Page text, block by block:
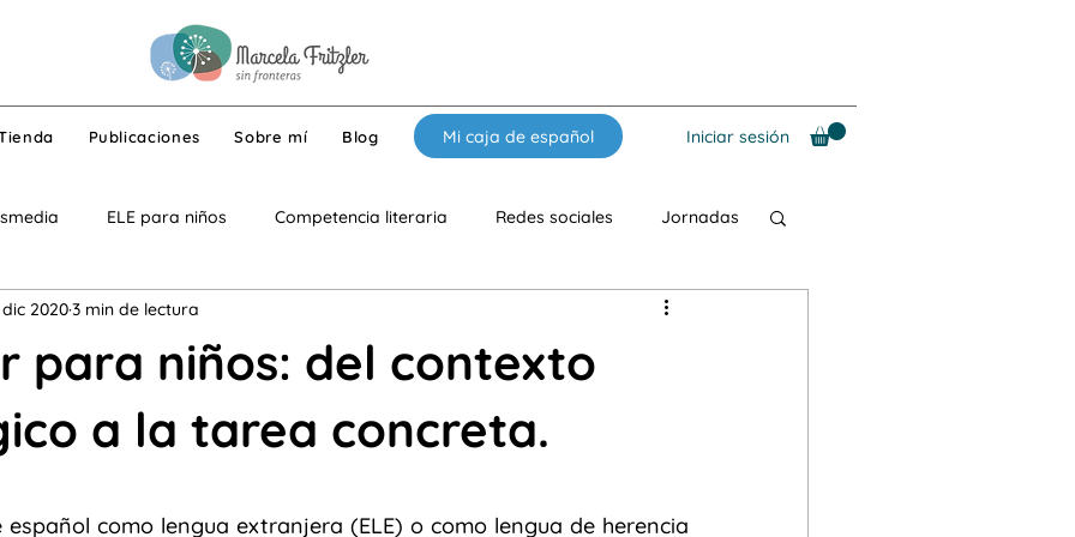
Publicaciones Sobre mí Blog Mi caja de español Iniciar sesión
ELE para niños Competencia literaria Redes sociales Jornadas
ELE para adolescentes Materiales
educativo
para niños: del contexto
a la tarea concreta.
dic 20203 min de lectura
español como lengua extranjera (ELE) o como lengua de herencia